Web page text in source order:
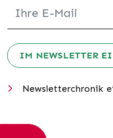
IM NEWSLETTER
Newsletterchronik